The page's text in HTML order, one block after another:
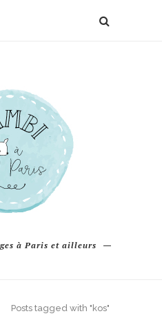
à Paris et ailleurs
Posts tagged with "kos"